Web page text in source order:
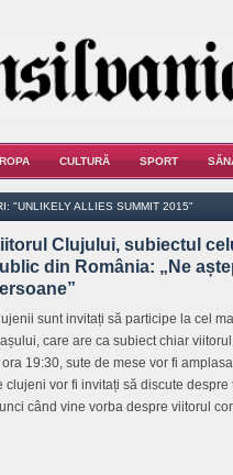
CULTURĂ SPORT
"UNLIKELY ALLIES SUMMIT 2015"
Clujului, subiectul
din România: „Ne
sunt invitați să participe la cel
care are ca subiect chiar
ora 19:30, sute de mese vor fi
clujeni vor fi invitați să discute
când vine vorba despre viitorul